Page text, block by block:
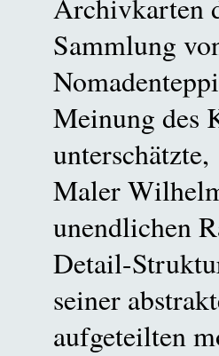
Archivkarten
Sammlung
Meinung des
Maler
unendlichen
Detail-
seiner
aufgeteilten